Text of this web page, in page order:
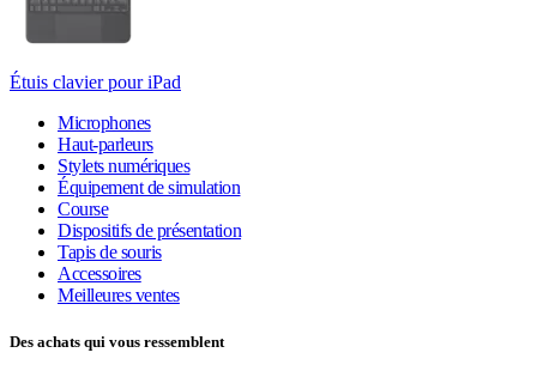
Étuis clavier pour iPad
Microphones
Haut-parleurs
Stylets numériques
Équipement de simulation
Course
Dispositifs de présentation
Tapis de souris
Accessoires
Meilleures ventes
Des achats qui vous ressemblent